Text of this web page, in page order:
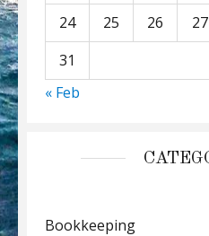
24
25 26 27
31
« Feb
Bookkeeping